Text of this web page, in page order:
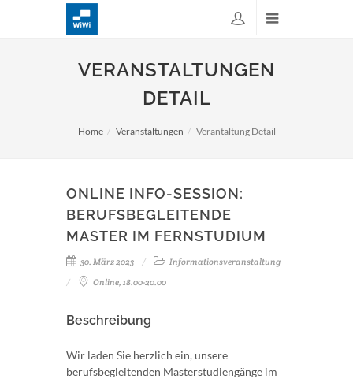
VERANSTALTUNGEN
DETAIL
Home Veranstaltungen Verantaltung Detail
ONLINE INFO-SESSION:
BERUFSBEGLEITENDE
MASTER IM FERNSTUDIUM
30. März 2023
Informationsveranstaltung
Online, 18.00-20.00
Beschreibung
Wir laden Sie herzlich ein, unsere
berufsbegleitenden Masterstudiengänge im